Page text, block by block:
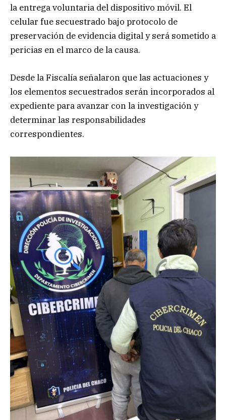
la entrega voluntaria del dispositivo móvil. El
celular fue secuestrado bajo protocolo de
preservación de evidencia digital y será sometido a
pericias en el marco de la causa.
Desde la Fiscalía señalaron que las actuaciones y
los elementos secuestrados serán incorporados al
expediente para avanzar con la investigación y
determinar las responsabilidades
correspondientes.